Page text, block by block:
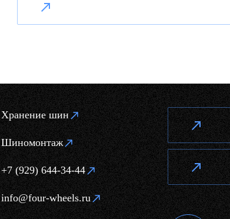
Хранение шин
Шиномонтаж
+7 (929) 644-34-44
info@four-wheels.ru